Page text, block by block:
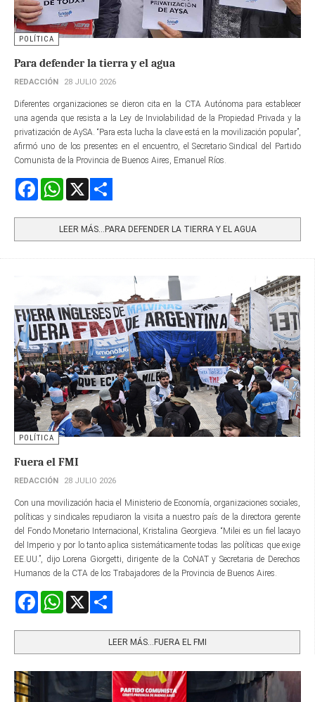
POLÍTICA
Para defender la tierra y el agua
REDACCIÓN 28 JULIO 2026
Diferentes organizaciones se dieron cita en la CTA Autónoma para establecer
una agenda que resista a la Ley de Inviolabilidad de la Propiedad Privada y la
privatización de AySA. “Para esta lucha la clave está en la movilización popular”,
afirmó uno de los presentes en el encuentro, el Secretario Sindical del Partido
Comunista de la Provincia de Buenos Aires, Emanuel Ríos.
FacebookWhatsApp
LEER MÁS…PARA DEFENDER LA TIERRA Y EL AGUA
POLÍTICA
Fuera el FMI
REDACCIÓN 28 JULIO 2026
Con una movilización hacia el Ministerio de Economía, organizaciones sociales,
políticas y sindicales repudiaron la visita a nuestro país de la directora gerente​
del Fondo Monetario Internacional, Kristalina Georgieva. “Milei es un fiel lacayo
del Imperio y por lo tanto aplica sistemáticamente todas las políticas que exige
EE.UU.”, dijo Lorena Giorgetti, dirigente de la CoNAT y Secretaria de Derechos
Humanos de la CTA de los Trabajadores de la Provincia de Buenos Aires.
FacebookWhatsApp
LEER MÁS…FUERA EL FMI